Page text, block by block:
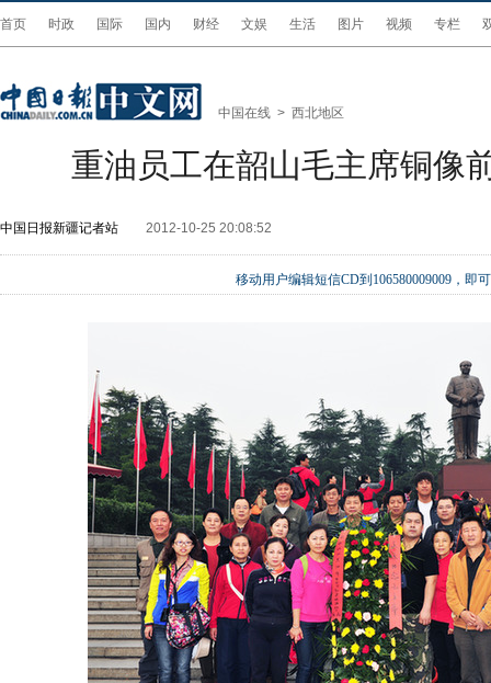
首页 时政 国际 国内 财经 文娱 生活 图片 视频 专栏
中国在线 > 西北地区
重油员工在韶山毛主席铜像
中国日报新疆记者站 2012-10-25 20:08:52
移动用户编辑短信CD到106580009009，即